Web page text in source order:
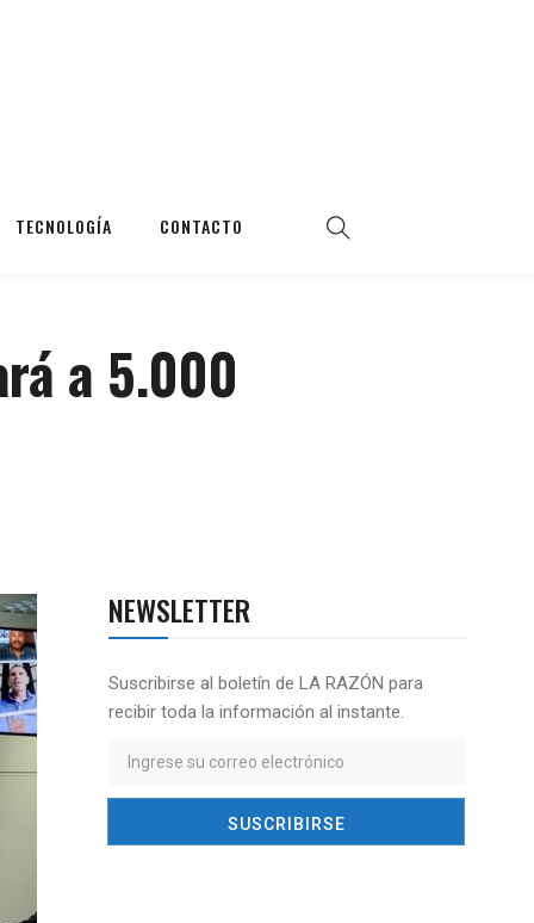
TECNOLOGÍA CONTACTO
a 5.000
NEWSLETTER
Suscribirse al boletín de LA RAZÓN para
recibir toda la información al instante.